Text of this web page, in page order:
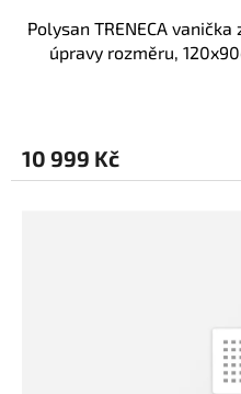
Polysan TRENECA
úpravy rozměru,
10 999 Kč